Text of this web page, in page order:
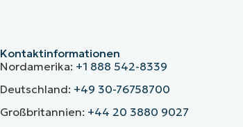
Kontaktinformationen
Nordamerika: +1 888 542-8339
Deutschland: +49 30-76758700
Großbritannien: +44 20 3880 9027